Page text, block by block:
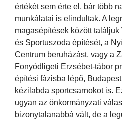
értékét sem érte el, bár több
munkálatai is elindultak. A
magasépítések között találjuk
és Sportuszoda építését, a
Centrum beruházást, vagy a
Fonyódligeti Erzsébet-tábor
építési fázisba lépő,
kézilabda sportcsarnokot is.
ugyan az önkormányzati
bizonytalanabbá vált, de a